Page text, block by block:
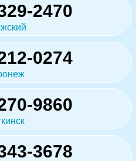
2470
0274
9860
3678